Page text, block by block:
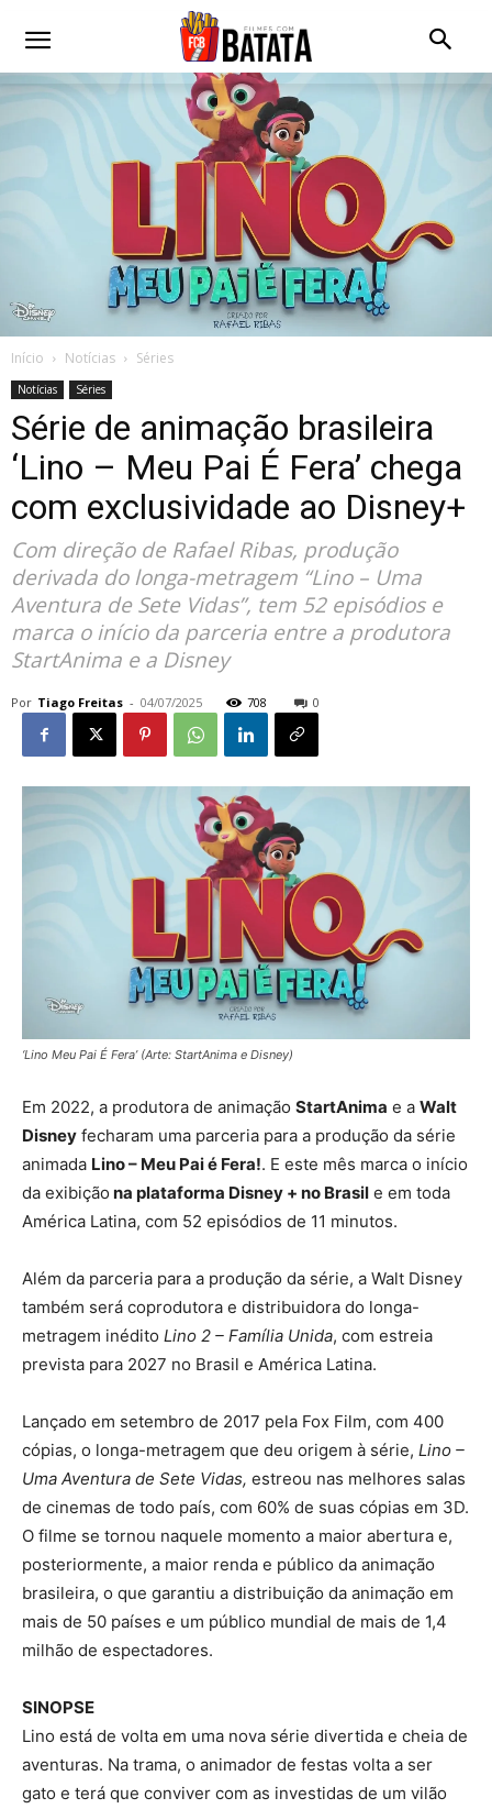
Início Notícias Séries
Notícias Séries
Série de animação brasileira
‘Lino – Meu Pai É Fera’ chega
com exclusividade ao Disney+
Com direção de Rafael Ribas, produção
derivada do longa-metragem “Lino – Uma
Aventura de Sete Vidas”, tem 52 episódios e
marca o início da parceria entre a produtora
StartAnima e a Disney
Por Tiago Freitas - 04/07/2025 708 0
‘Lino Meu Pai É Fera’ (Arte: StartAnima e Disney)
Em 2022, a produtora de animação StartAnima e a Walt
Disney fecharam uma parceria para a produção da série
animada Lino – Meu Pai é Fera!. E este mês marca o início
da exibição na plataforma Disney + no Brasil e em toda
América Latina, com 52 episódios de 11 minutos.
Além da parceria para a produção da série, a Walt Disney
também será coprodutora e distribuidora do longa-
metragem inédito Lino 2 – Família Unida, com estreia
prevista para 2027 no Brasil e América Latina.
Lançado em setembro de 2017 pela Fox Film, com 400
cópias, o longa-metragem que deu origem à série, Lino –
Uma Aventura de Sete Vidas, estreou nas melhores salas
de cinemas de todo país, com 60% de suas cópias em 3D.
O filme se tornou naquele momento a maior abertura e,
posteriormente, a maior renda e público da animação
brasileira, o que garantiu a distribuição da animação em
mais de 50 países e um público mundial de mais de 1,4
milhão de espectadores.
SINOPSE
Lino está de volta em uma nova série divertida e cheia de
aventuras. Na trama, o animador de festas volta a ser
gato e terá que conviver com as investidas de um vilão